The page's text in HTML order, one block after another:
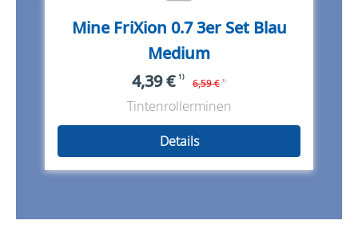
Mine FriXion 0.7 3er Set Blau
Medium
4,39 € 1)
6,59 € 1)
Tintenrollerminen
Details